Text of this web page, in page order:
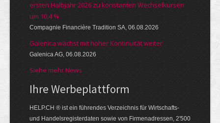
ersten Halbjahr 2026 zu konstanten Wechselkursen
um 10,4 %
Compagnie Financière Tradition SA, 06.08.2026
Galenica wächst mit hoher Kontinuität weiter
Galenica AG, 06.08.2026
Siehe mehr News
Ihre Werbe­platt­form
HELP.CH ® ist ein führendes Ver­zeich­nis für Wirt­schafts-
und Handels­register­daten so­wie von Firmen­adressen, 2'500